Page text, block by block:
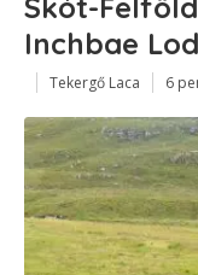
Inchbae
Tekergő Laca 6